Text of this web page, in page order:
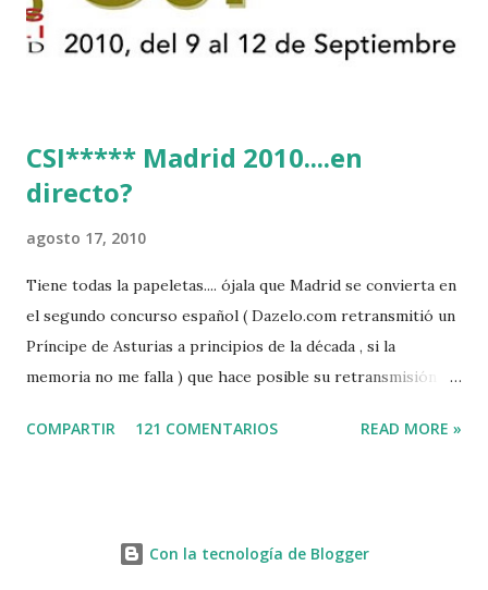
CSI***** Madrid 2010....en
directo?
agosto 17, 2010
Tiene todas la papeletas.... ójala que Madrid se convierta en
el segundo concurso español ( Dazelo.com retransmitió un
Príncipe de Asturias a principios de la década , si la
memoria no me falla ) que hace posible su retransmisión via
mundo mundial...
COMPARTIR 121 COMENTARIOS READ MORE »
Con la tecnología de Blogger